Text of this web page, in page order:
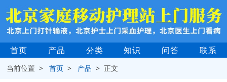
首页 产品 分类 知识 问答 联系
当前位置 >首页 > 产品 > 正文